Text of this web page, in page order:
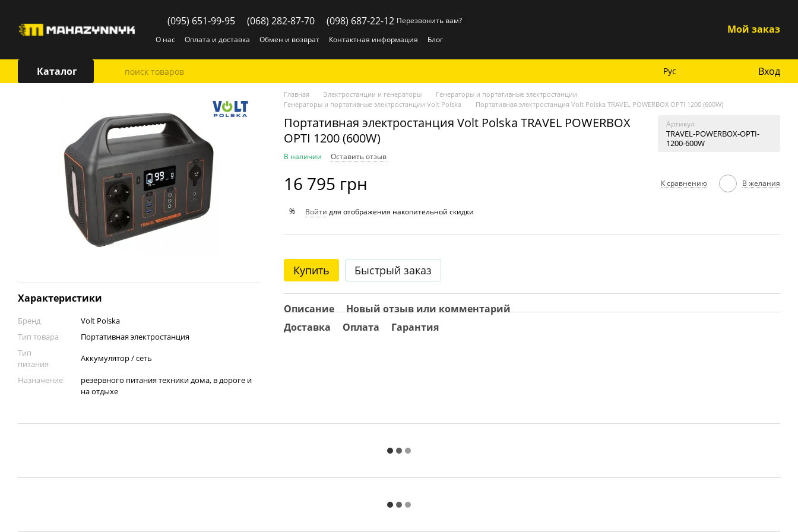
(095) 651-99-95 (068) 282-87-70 (098) 687-22-12 Перезвонить вам?
О нас
Оплата и доставка Обмен и возврат Контактная информация Блог
Мой заказ
Каталог Рус Вход
Характеристики
Бренд
Volt Polska
Тип товара
Портативная электростанция
Тип
питания
Аккумулятор / сеть
Назначение
резервного питания техники дома, в дороге и
на отдыхе
Главная Электростанции и генераторы
Генераторы и портативные электростанции
Генераторы и портативные электростанции Volt Polska
Портативная электростанция Volt Polska TRAVEL POWERBOX OPTI 1200 (600W)
Портативная электростанция Volt Polska TRAVEL POWERBOX
OPTI 1200 (600W)
Артикул
TRAVEL-POWERBOX-OPTI-
1200-600W
В наличии Оставить отзыв
16 795 грн К сравнению В желания
% Войти для отображения накопительной скидки
Купить Быстрый заказ
Описание
Новый отзыв или комментарий
Доставка
Оплата Гарантия